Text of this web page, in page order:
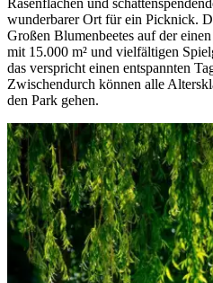
wunderbarer Ort für ein Picknick.
Großen Blumenbeetes auf der
mit 15.000 m² und vielfältigen
das verspricht einen entspannten
Zwischendurch können alle
den Park gehen.